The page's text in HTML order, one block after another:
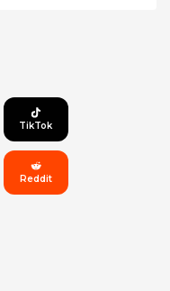
TikTok
Reddit